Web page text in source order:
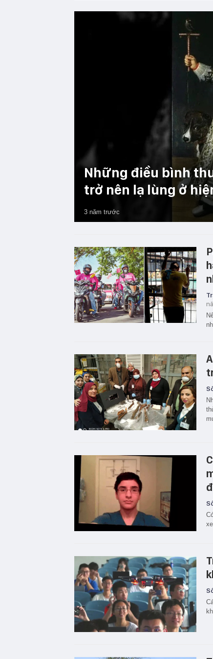
Những điều bình
trở nên lạ lùng ở
3 năm trước